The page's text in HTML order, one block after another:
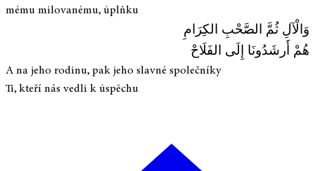
mému milovanému, úplňku
وَالْآلِ ثُمَّ الصَّحْبِ الكِرَامِ
هُمْ أَرشَدُونَا إِلَى الفَلَاحْ
A na jeho rodinu, pak jeho slavné společníky
Ti, kteří nás vedli k úspěchu